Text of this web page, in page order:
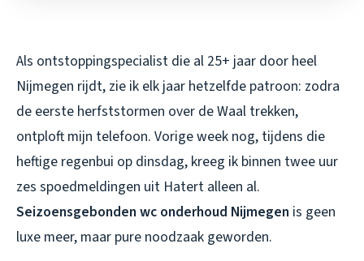
Als ontstoppingspecialist die al 25+ jaar door heel
Nijmegen rijdt, zie ik elk jaar hetzelfde patroon: zodra
de eerste herfststormen over de Waal trekken,
ontploft mijn telefoon. Vorige week nog, tijdens die
heftige regenbui op dinsdag, kreeg ik binnen twee uur
zes spoedmeldingen uit Hatert alleen al.
Seizoensgebonden wc onderhoud Nijmegen is geen
luxe meer, maar pure noodzaak geworden.